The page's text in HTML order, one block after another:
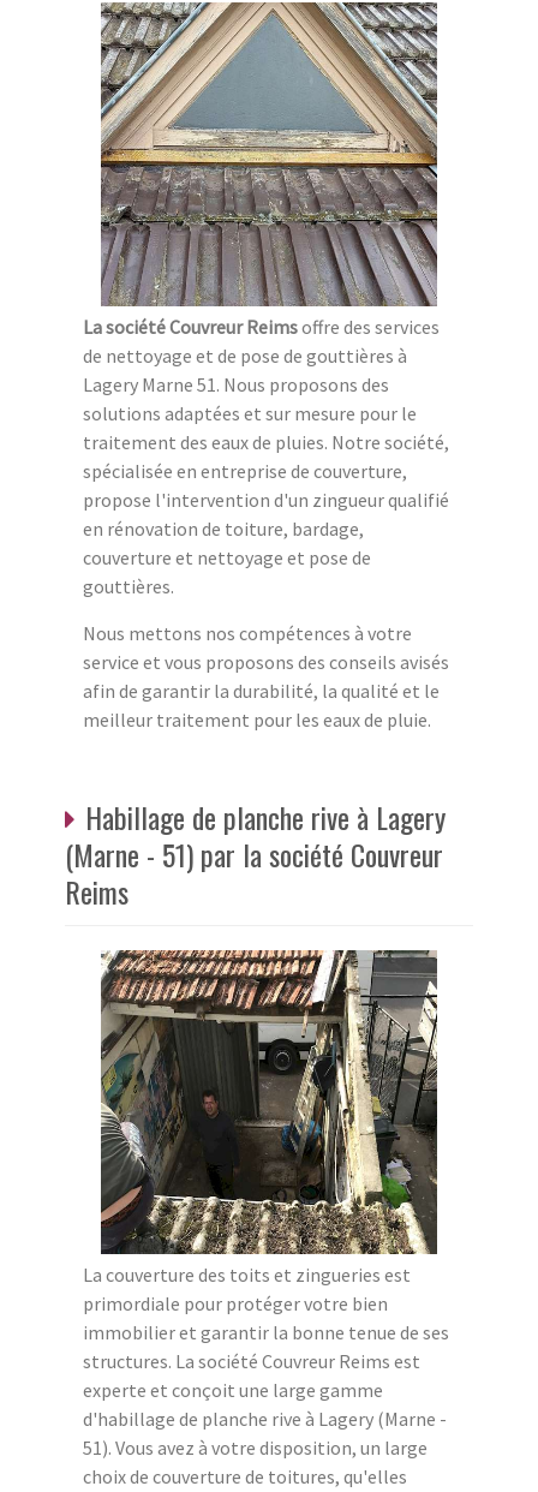
La société Couvreur Reimsoffre des services
de nettoyage et de pose de gouttières à
Lagery Marne 51. Nous proposons des
solutions adaptées et sur mesure pour le
traitement des eaux de pluies. Notre société,
spécialisée en entreprise de couverture,
propose l'intervention d'un zingueur qualifié
en rénovation de toiture, bardage,
couverture et nettoyage et pose de
gouttières.
Nous mettons nos compétences à votre
service et vous proposons des conseils avisés
afin de garantir la durabilité, la qualité et le
meilleur traitement pour les eaux de pluie.
Habillage de planche rive à Lagery
(Marne - 51) par la société Couvreur
Reims
La couverture des toits et zingueries est
primordiale pour protéger votre bien
immobilier et garantir la bonne tenue de ses
structures. La société Couvreur Reims est
experte et conçoit une large gamme
d'habillage de planche rive à Lagery (Marne -
51). Vous avez à votre disposition, un large
choix de couverture de toitures, qu'elles